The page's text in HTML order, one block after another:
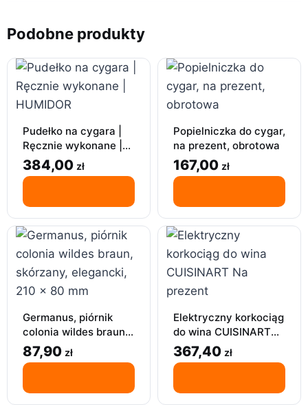
Podobne produkty
Pudełko na cygara |
Ręcznie wykonane |
HUMIDOR
384,00 zł
Popielniczka do cygar,
na prezent, obrotowa
167,00 zł
Germanus, piórnik
colonia wildes braun,
skórzany, elegancki,
210 x 80 mm
87,90 zł
Elektryczny korkociąg
do wina CUISINART
Na prezent
367,40 zł